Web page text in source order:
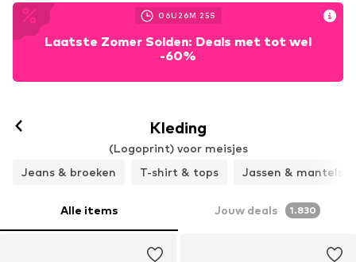
06U 26M 23S
Laatste Zomer Solden: Deals met tot wel
-60%
Kleding
(Logoprint) voor meisjes
Jeans & broeken
T-shirt & tops Jassen & mantels
Alle items Jouw deals 1.830